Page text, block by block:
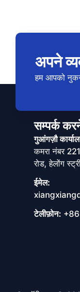
अपने
हम आपको
सम्पर्क
गुआंगज़ौ
कमरा नंबर
रोड, हेलोंग
ईमेल:
टेलीफ़ोन: